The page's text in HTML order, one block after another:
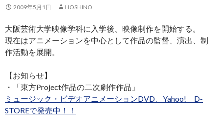
2009年5月1日 HOSHINO
大阪芸術大学映像学科に入学後、映像制作を開始する。
現在はアニメーションを中心として作品の監督、演出、制
作活動を展開。
【お知らせ】
・「東方Project作品の二次劇作作品」
ミュージック・ビデオアニメーションDVD、Yahoo! D-
STOREで発売中！！